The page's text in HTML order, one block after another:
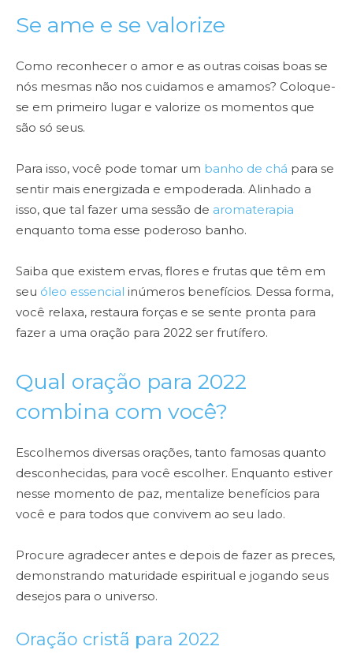
Se ame e se valorize
Como reconhecer o amor e as outras coisas boas se
nós mesmas não nos cuidamos e amamos? Coloque-
se em primeiro lugar e valorize os momentos que
são só seus.
Para isso, você pode tomar um banho de chá para se
sentir mais energizada e empoderada. Alinhado a
isso, que tal fazer uma sessão de aromaterapia
enquanto toma esse poderoso banho.
Saiba que existem ervas, flores e frutas que têm em
seu óleo essencial inúmeros benefícios. Dessa forma,
você relaxa, restaura forças e se sente pronta para
fazer a uma oração para 2022 ser frutífero.
Qual oração para 2022
combina com você?
Escolhemos diversas orações, tanto famosas quanto
desconhecidas, para você escolher. Enquanto estiver
nesse momento de paz, mentalize benefícios para
você e para todos que convivem ao seu lado.
Procure agradecer antes e depois de fazer as preces,
demonstrando maturidade espiritual e jogando seus
desejos para o universo.
Oração cristã para 2022